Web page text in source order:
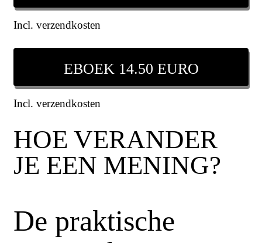
Incl. verzendkosten
EBOEK 14.50 EURO
Incl. verzendkosten
HOE VERANDER
JE EEN MENING?
De praktische